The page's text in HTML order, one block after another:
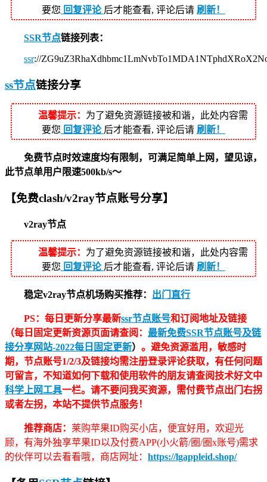
要您 回复评论 后才能查看, 评论后请 刷新！
SSR节点链接列表：
ssr://
ss节点链接分享
温馨提示： 为了避免资源链接被和谐，此处内容需
要您 回复评论 后才能查看, 评论后请 刷新！
免费节点时效速度均有限制，可满足简单上网，望见谅，
此节点单用户限速500kb/s～
【免费clash/v2ray节点账号分享】
v2ray节点
温馨提示： 为了避免资源链接被和谐，此处内容需
要您 回复评论 后才能查看, 评论后请 刷新！
稳定v2ray节点机场购买推荐： 出门直行
PS：每日更新分享最新ssr节点账号和订阅地址及链接
（每日固定更新资源页面请查阅： 最新免费SSR节点账号及链
接分享网站-2022每日固定更新） 。避免资源滥用，敏感时
期，节点账号1/2/3及链接均需注册登录评论获取，有任何问题
可留言，不知道如何下载和使用软件的朋友请查阅技术好文中
科学上网工具一栏。请不要问我买资源，需付费节点出门右拐
或者左拐，本站不提供节点服务！
推荐商店： 莱购苹果ID购买小店，便宜好用，欢迎光
顾，有海外独享苹果ID以及付费APP(小火箭/圈/圈x账号)需求
的伙伴可以去看看哦，商店网址： https://lgappleid.shop/